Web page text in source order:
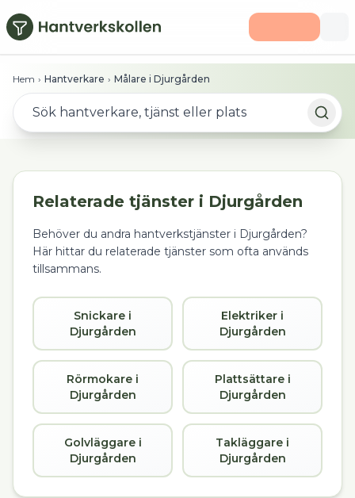
Hoppa till huvudinnehåll
Hem › Hantverkare › Målare i Djurgården
Relaterade tjänster i Djurgården
Behöver du andra hantverkstjänster i Djurgården?
Här hittar du relaterade tjänster som ofta används
tillsammans.
Snickare i
Djurgården
Elektriker i
Djurgården
Rörmokare i
Djurgården
Plattsättare i
Djurgården
Golvläggare i
Djurgården
Takläggare i
Djurgården